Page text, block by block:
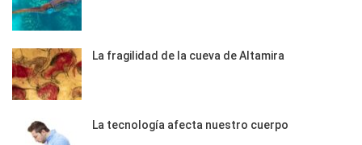
La fragilidad de la cueva de Altamira
La tecnología afecta nuestro cuerpo